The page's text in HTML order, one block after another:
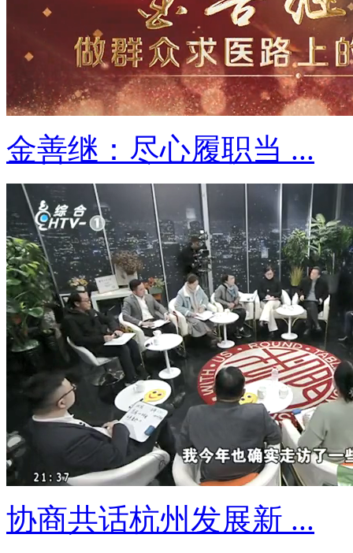
金善继：尽心履职当 ...
协商共话杭州发展新 ...